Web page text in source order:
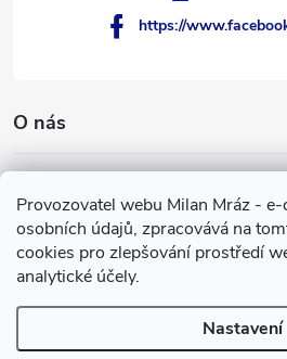
Provozovatel webu Milan Mráz -
osobních údajů, zpracovává na
cookies pro zlepšování prostředí
analytické účely.
Nastavení
O nás
Facebook
https://
Copyright 2007-2026e-cigo.cz.